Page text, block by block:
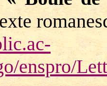
enspro/